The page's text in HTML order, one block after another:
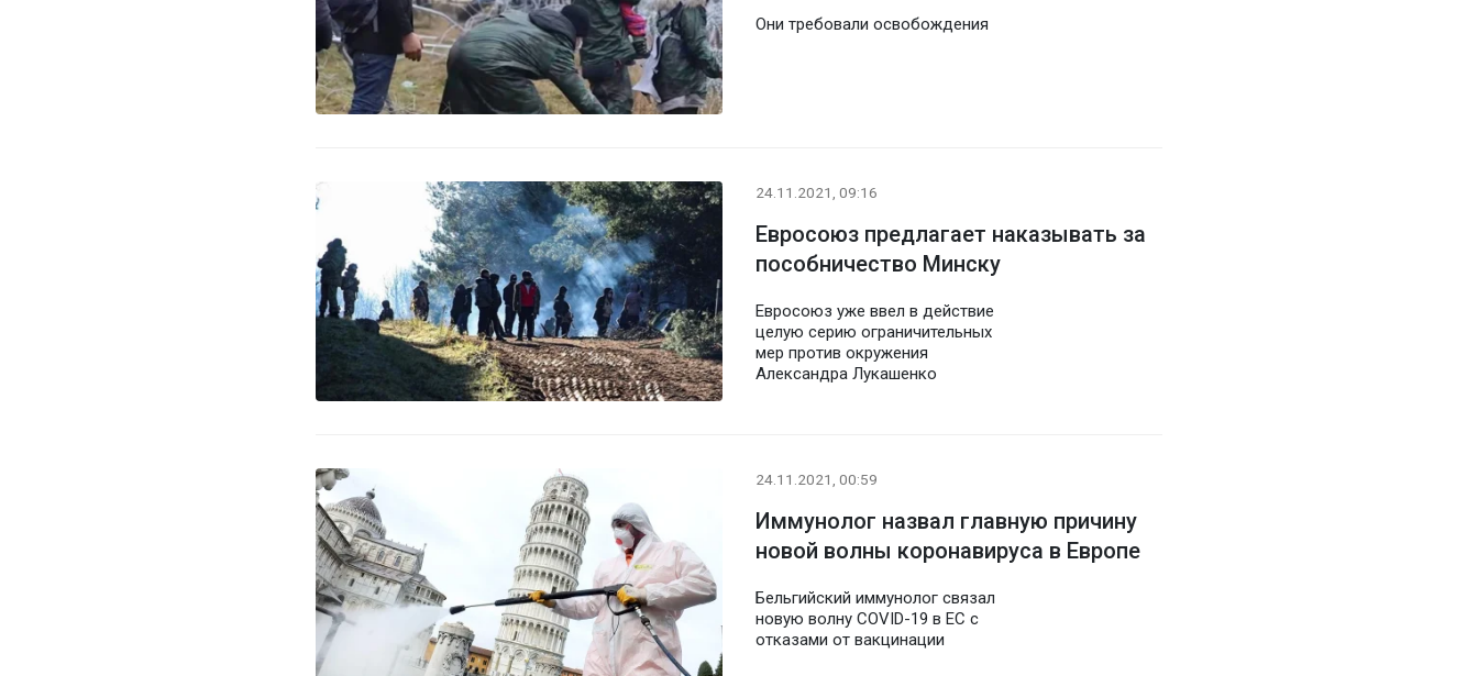
Они требовали освобождения
24.11.2021, 09:16
Евросоюз предлагает наказывать за
пособничество Минску
Евросоюз уже ввел в действие
целую серию ограничительных
мер против окружения
Александра Лукашенко
24.11.2021, 00:59
Иммунолог назвал главную причину
новой волны коронавируса в Европе
Бельгийский иммунолог связал
новую волну COVID-19 в ЕС с
отказами от вакцинации